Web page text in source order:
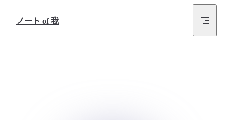
ノート of 我